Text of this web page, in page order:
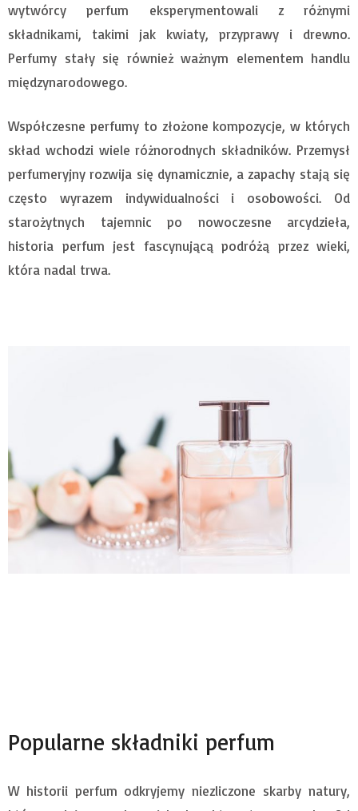
wytwórcy perfum eksperymentowali z różnymi
składnikami, takimi jak kwiaty, przyprawy i drewno.
Perfumy stały się również ważnym elementem handlu
międzynarodowego.
Współczesne perfumy to złożone kompozycje, w których
skład wchodzi wiele różnorodnych składników. Przemysł
perfumeryjny rozwija się dynamicznie, a zapachy stają się
często wyrazem indywidualności i osobowości. Od
starożytnych tajemnic po nowoczesne arcydzieła,
historia perfum jest fascynującą podróżą przez wieki,
która nadal trwa.
Popularne składniki perfum
W historii perfum odkryjemy niezliczone skarby natury,